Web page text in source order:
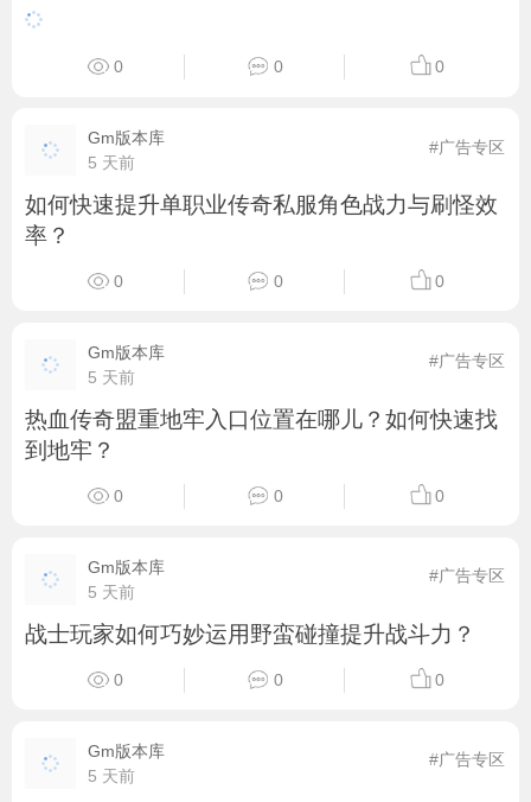
0 0 0
Gm版本库
5 天前
#广告专区
如何快速提升单职业传奇私服角色战力与刷怪效
率？
0 0 0
Gm版本库
5 天前
#广告专区
热血传奇盟重地牢入口位置在哪儿？如何快速找
到地牢？
0 0 0
Gm版本库
5 天前
#广告专区
战士玩家如何巧妙运用野蛮碰撞提升战斗力？
0 0 0
Gm版本库
5 天前
#广告专区